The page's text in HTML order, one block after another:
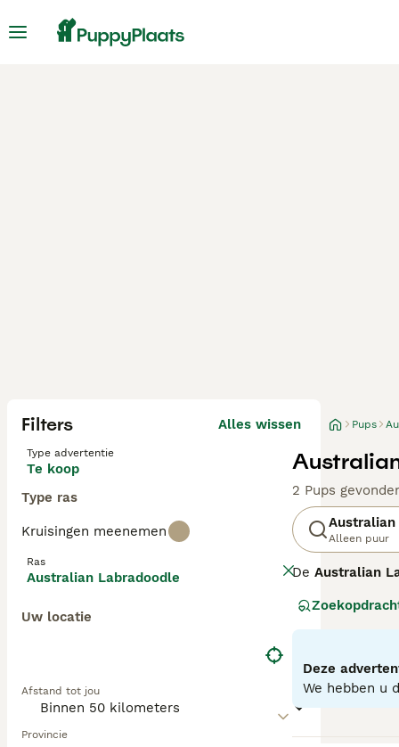
Filters Alles wissen
Type advertentie
Te koop
Type ras
Kruisingen meenemen
Ras
Australian Labradoodle
Uw locatie
Afstand tot jou
Provincie
Pups
2 Pups
Australian
Alleen puur
De Australian
Spaniels,
verhaart, wat
middelgroot
waardoor ze
stimulatie
gezinnen met
Deze
We hebben u